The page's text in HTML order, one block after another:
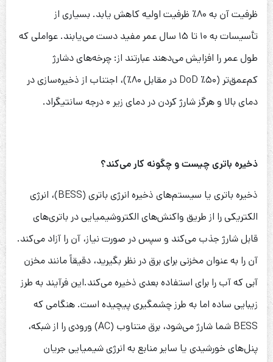
ظرفیت آن به ۸۰٪ ظرفیت اولیه کاهش یابد. بسیاری از
تأسیسات به ۱۰ تا ۱۵ سال عمر مفید دست می‌یابند. عواملی که
طول عمر را افزایش می‌دهند عبارتند از: چرخه‌های دشارژ
کم‌عمق‌تر (۵۰٪ DoD در مقابل ۸۰٪)، اجتناب از ذخیره‌سازی در
دمای بالا و هرگز شارژ کردن در دمای زیر ۰ درجه سانتیگراد.
ذخیره باتری چیست و چگونه کار می‌کند؟
ذخیره باتری یا سیستم‌های ذخیره انرژی باتری (BESS)، انرژی
الکتریکی را از طریق واکنش‌های الکتروشیمیایی در باتری‌های
قابل شارژ جذب می‌کند و سپس در صورت نیاز، آن را آزاد می‌کند.
آن را به عنوان مخزنی برای برق در نظر بگیرید، دقیقاً مانند مخزن
آبی که آب را برای استفاده بعدی ذخیره می‌کند.این فرآیند به طرز
زیبایی ساده اما به طرز چشمگیری پیچیده است. هنگامی که
BESS شما شارژ می‌شود، برق متناوب (AC) ورودی را از شبکه،
پنل‌های خورشیدی یا سایر منابع به انرژی شیمیایی جریان